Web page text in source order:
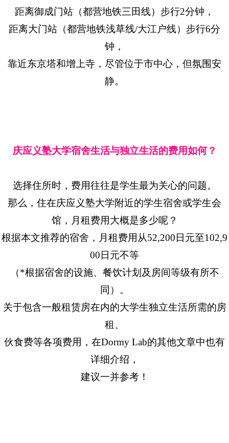
距离御成门站（都营地铁三田线）步行2分钟，
距离大门站（都营地铁浅草线/大江户线）步行6分
钟，
靠近东京塔和增上寺，尽管位于市中心，但氛围安
静。
庆应义塾大学宿舍生活与独立生活的费用如何？
选择住所时，费用往往是学生最为关心的问题。
那么，住在庆应义塾大学附近的学生宿舍或学生会
馆，月租费用大概是多少呢？
根据本文推荐的宿舍，月租费用从52,200日元至102,9
00日元不等
（*根据宿舍的设施、餐饮计划及房间等级有所不
同）。
关于包含一般租赁房在内的大学生独立生活所需的房
租、
伙食费等各项费用，在Dormy Lab的其他文章中也有
详细介绍，
建议一并参考！